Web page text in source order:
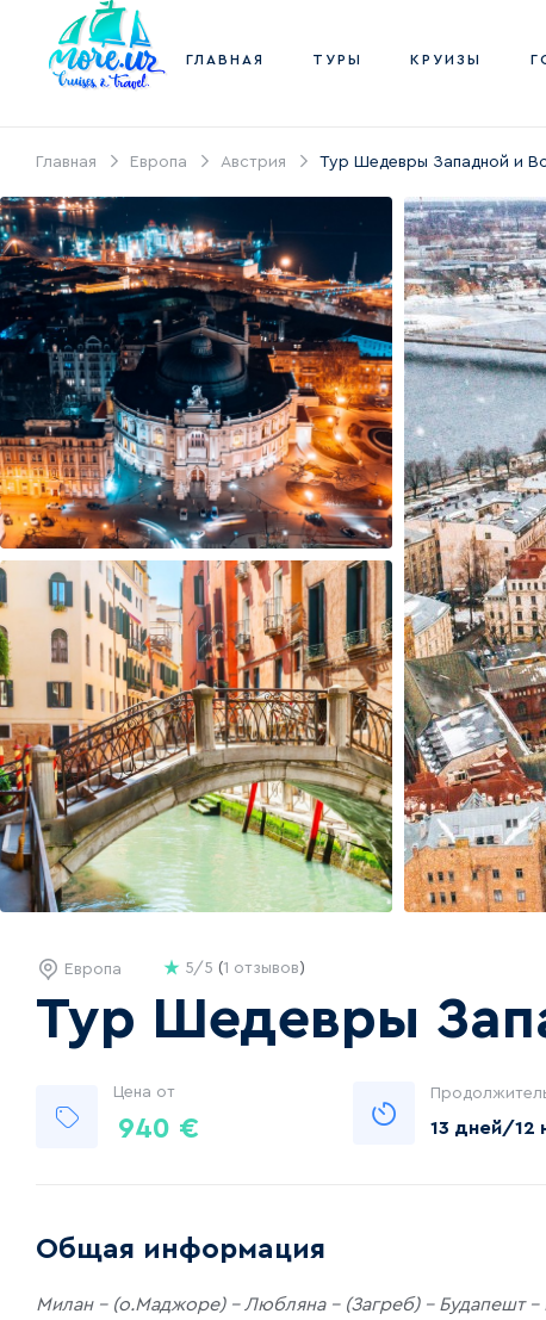
ГЛАВНАЯ ТУРЫ КРУИЗЫ
Главная Европа Австрия Тур Шедевры Западной и
Европа 5/5 (1 отзывов)
Тур Шедевры
Цена от
940 € 13 дней/12
Общая информация
Милан - (о.Маджоре) – Любляна - (Загреб) – Будапешт –